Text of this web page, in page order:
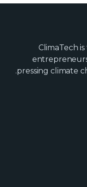
ClimaTech
pressing climate